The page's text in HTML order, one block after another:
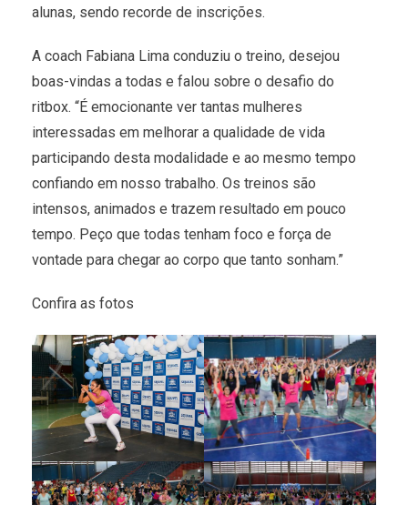
alunas, sendo recorde de inscrições.
A coach Fabiana Lima conduziu o treino, desejou
boas-vindas a todas e falou sobre o desafio do
ritbox. “É emocionante ver tantas mulheres
interessadas em melhorar a qualidade de vida
participando desta modalidade e ao mesmo tempo
confiando em nosso trabalho. Os treinos são
intensos, animados e trazem resultado em pouco
tempo. Peço que todas tenham foco e força de
vontade para chegar ao corpo que tanto sonham.”
Confira as fotos